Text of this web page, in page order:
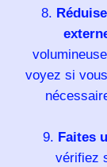
voyez si
Faites
vérifiez